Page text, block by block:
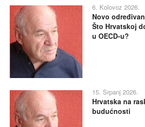
6. Kolovoz 2026.
Novo
Što Hrvatskoj
u OECD-u?
15. Srpanj 2026.
Hrvatska na
budućnosti